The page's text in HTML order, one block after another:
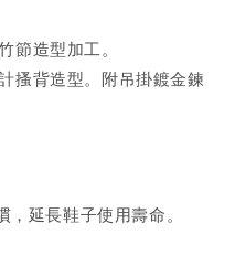
節造型加工。
搔背造型。附吊掛鍍金鍊
延長鞋子使用壽命。